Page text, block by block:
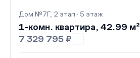
Дом №7Г, 2 этап · 5 этаж
1-комн. квартира, 42.99 м²
7 329 795 ₽